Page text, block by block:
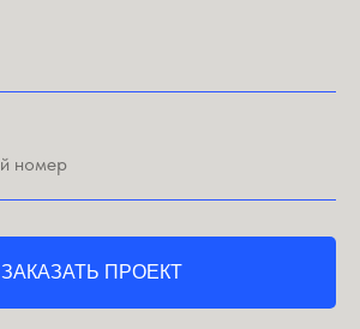
ЗАКАЗАТЬ ПРОЕКТ